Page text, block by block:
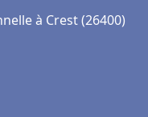
à Crest (26400)